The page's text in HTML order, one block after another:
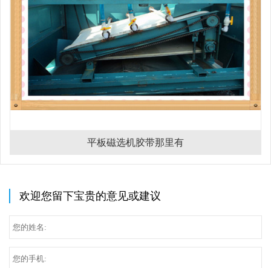
平板磁选机胶带那里有
欢迎您留下宝贵的意见或建议